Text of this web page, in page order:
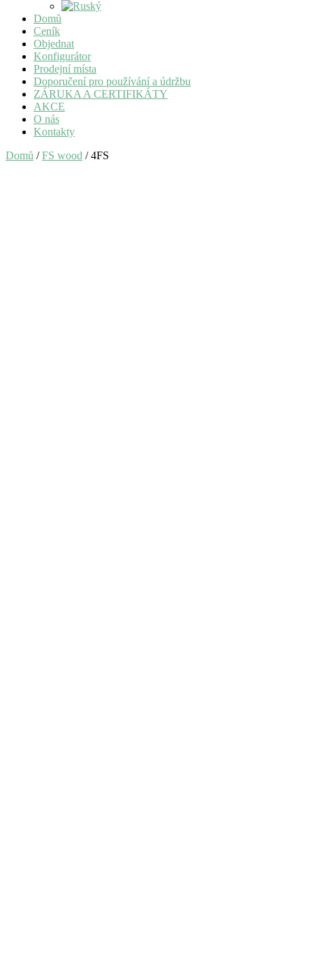
Domů
Ceník
Objednat
Konfigurátor
Prodejní místa
Doporučení pro používání a údržbu
ZÁRUKA A CERTIFIKÁTY
AKCE
O nás
Kontakty
Domů /FS wood / 4FS